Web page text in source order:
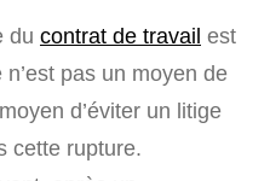
du contrat de travail est
pas un moyen de
d’éviter un litige
cette rupture.